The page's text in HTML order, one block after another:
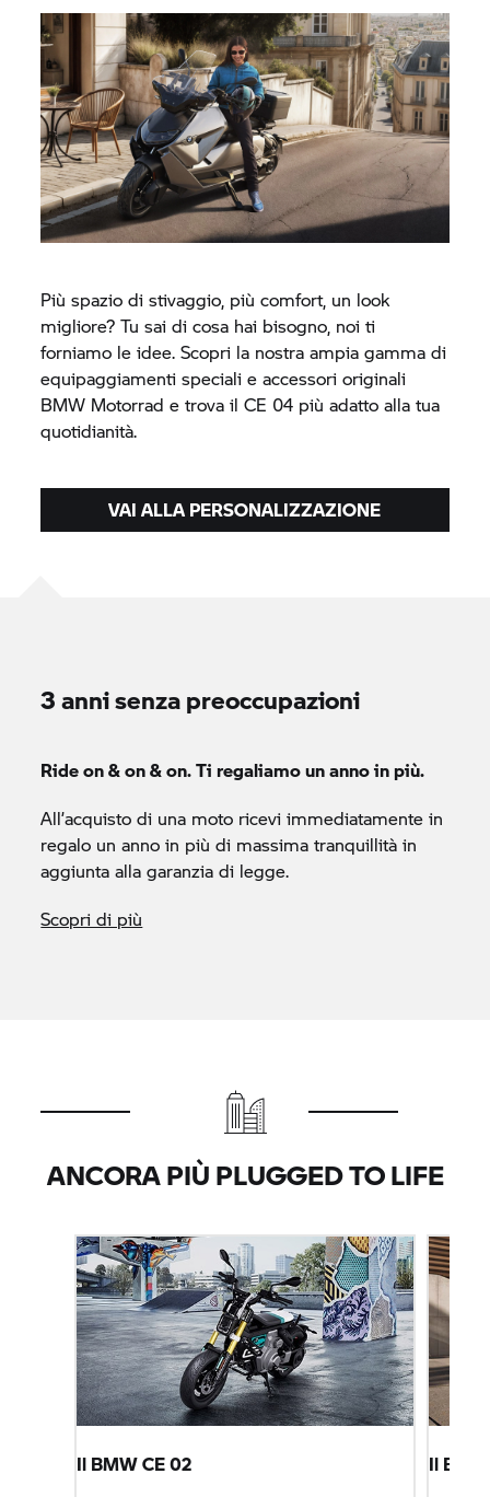
Più spazio di stivaggio, più comfort, un look
migliore? Tu sai di cosa hai bisogno, noi ti
forniamo le idee. Scopri la nostra ampia gamma di
equipaggiamenti speciali e accessori originali
BMW Motorrad e trova ilCE 04 più adatto alla tua
quotidianità.
VAI ALLA PERSONALIZZAZIONE
3 anni senza preoccupazioni
Ride on & on & on. Ti regaliamo un anno in più.
All’acquisto di una moto ricevi immediatamente in
regalo un anno in più di massima tranquillità in
aggiunta alla garanzia di legge.
Scopri di più
ANCORA PIÙ PLUGGED TO LIFE
Il BMW CE 02
Il